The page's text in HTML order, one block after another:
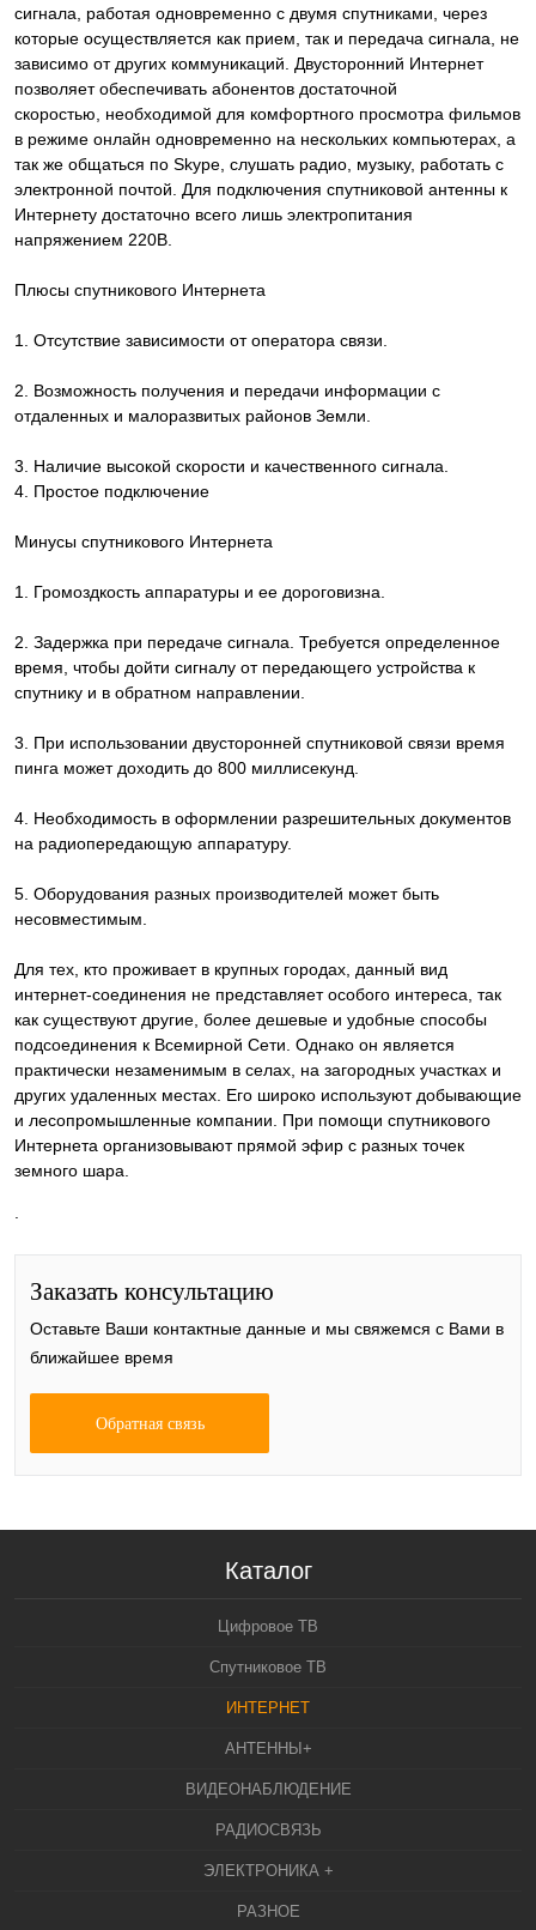
сигнала, работая одновременно с двумя спутниками, через
которые осуществляется как прием, так и передача сигнала, не
зависимо от других коммуникаций. Двусторонний Интернет
позволяет обеспечивать абонентов достаточной
скоростью, необходимой для комфортного просмотра фильмов
в режиме онлайн одновременно на нескольких компьютерах, а
так же общаться по Skype, слушать радио, музыку, работать с
электронной почтой. Для подключения спутниковой антенны к
Интернету достаточно всего лишь электропитания
напряжением 220В.
Плюсы спутникового Интернета
1. Отсутствие зависимости от оператора связи.
2. Возможность получения и передачи информации с
отдаленных и малоразвитых районов Земли.
3. Наличие высокой скорости и качественного сигнала.
4. Простое подключение
Минусы спутникового Интернета
1. Громоздкость аппаратуры и ее дороговизна.
2. Задержка при передаче сигнала. Требуется определенное
время, чтобы дойти сигналу от передающего устройства к
спутнику и в обратном направлении.
3. При использовании двусторонней спутниковой связи время
пинга может доходить до 800 миллисекунд.
4. Необходимость в оформлении разрешительных документов
на радиопередающую аппаратуру.
5. Оборудования разных производителей может быть
несовместимым.
Для тех, кто проживает в крупных городах, данный вид
интернет-соединения не представляет особого интереса, так
как существуют другие, более дешевые и удобные способы
подсоединения к Всемирной Сети. Однако он является
практически незаменимым в селах, на загородных участках и
других удаленных местах. Его широко используют добывающие
и лесопромышленные компании. При помощи спутникового
Интернета организовывают прямой эфир с разных точек
земного шара.
Заказать консультацию
Оставьте Ваши контактные данные и мы свяжемся с Вами в
ближайшее время
Обратная связь
Каталог
Цифровое ТВ
Спутниковое ТВ
ИНТЕРНЕТ
АНТЕННЫ+
ВИДЕОНАБЛЮДЕНИЕ
РАДИОСВЯЗЬ
ЭЛЕКТРОНИКА +
РАЗНОЕ